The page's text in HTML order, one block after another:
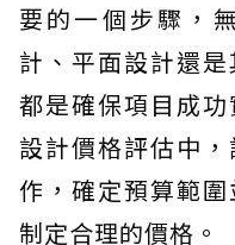
要的一個步驟，
計、平面設計還
都是確保項目成
設計價格評估中
作，確定預算範
制定合理的價格。